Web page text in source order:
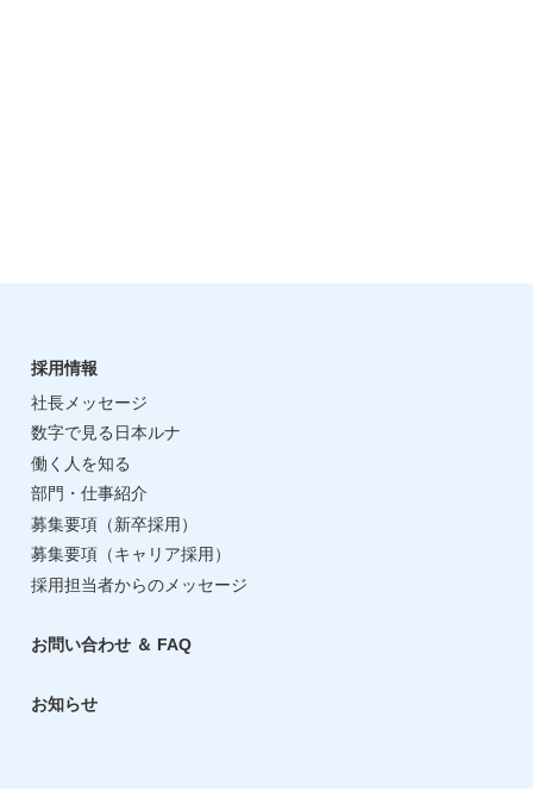
採用情報
社長メッセージ
数字で見る日本ルナ
働く人を知る
部門・仕事紹介
募集要項（新卒採用）
募集要項（キャリア採用）
採用担当者からのメッセージ
お問い合わせ ＆ FAQ
お知らせ